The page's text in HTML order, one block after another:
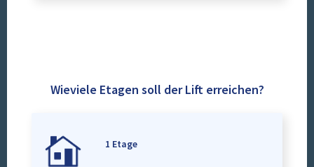
Wieviele Etagen soll der Lift erreichen?
1 Etage